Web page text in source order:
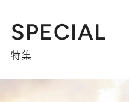
SPECIAL
特集